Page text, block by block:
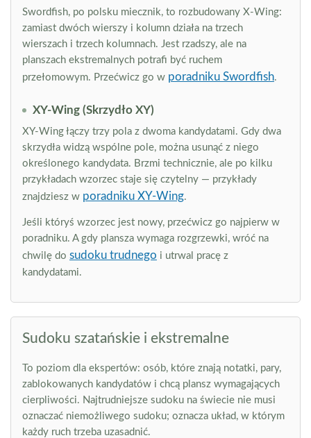
Swordfish, po polsku miecznik, to rozbudowany X-Wing:
zamiast dwóch wierszy i kolumn działa na trzech
wierszach i trzech kolumnach. Jest rzadszy, ale na
planszach ekstremalnych potrafi być ruchem
przełomowym. Przećwicz go w poradniku Swordfish.
XY-Wing (Skrzydło XY)
XY-Wing łączy trzy pola z dwoma kandydatami. Gdy dwa
skrzydła widzą wspólne pole, można usunąć z niego
określonego kandydata. Brzmi technicznie, ale po kilku
przykładach wzorzec staje się czytelny — przykłady
znajdziesz w poradniku XY-Wing.
Jeśli któryś wzorzec jest nowy, przećwicz go najpierw w
poradniku. A gdy plansza wymaga rozgrzewki, wróć na
chwilę do sudoku trudnego i utrwal pracę z
kandydatami.
Sudoku szatańskie i ekstremalne
To poziom dla ekspertów: osób, które znają notatki, pary,
zablokowanych kandydatów i chcą plansz wymagających
cierpliwości. Najtrudniejsze sudoku na świecie nie musi
oznaczać niemożliwego sudoku; oznacza układ, w którym
każdy ruch trzeba uzasadnić.